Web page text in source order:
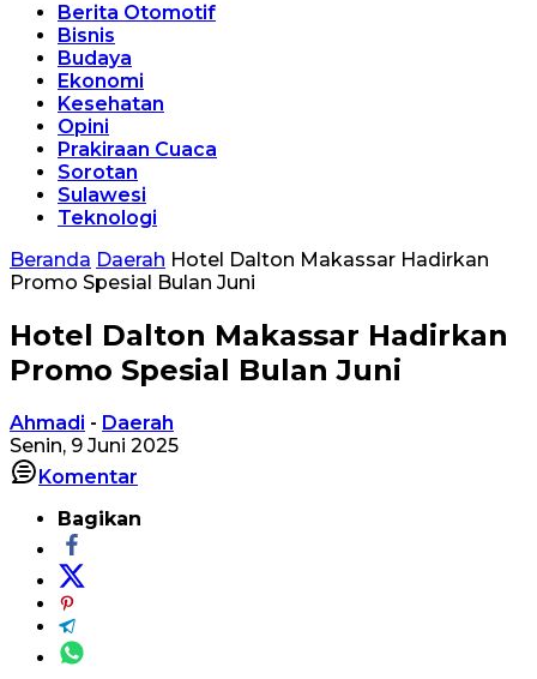
Berita Otomotif
Bisnis
Budaya
Ekonomi
Kesehatan
Opini
Prakiraan Cuaca
Sorotan
Sulawesi
Teknologi
Beranda Daerah Hotel Dalton Makassar Hadirkan
Promo Spesial Bulan Juni
Hotel Dalton Makassar Hadirkan
Promo Spesial Bulan Juni
Ahmadi - Daerah
Senin, 9 Juni 2025
Komentar
Bagikan